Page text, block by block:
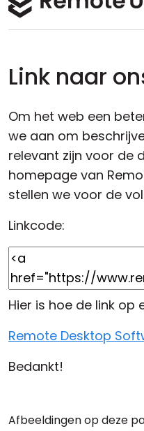
Link naar
Om het web een
we aan om
relevant zijn voor de
homepage van
stellen we voor de
Linkcode:
Hier is hoe de link op
Remote Desktop
Bedankt!
Afbeeldingen op deze